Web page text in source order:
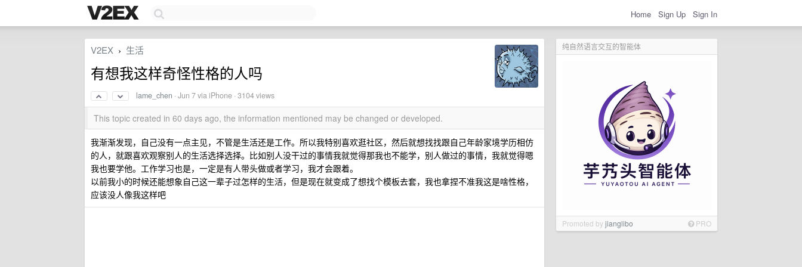
Home Sign Up Sign In
纯自然语言交互的智能体
Promoted byjianglibo PRO
V2EX › 生活
有想我这样奇怪性格的人吗
lame_chen ·Jun 7via iPhone · 3104 views
This topic created in 60 days ago, the information mentioned may be changed or developed.
我渐渐发现，自己没有一点主见，不管是生活还是工作。所以我特别喜欢逛社区，然后就想找找跟自己年龄家境学历相仿
的人，就跟喜欢观察别人的生活选择选择。比如别人没干过的事情我就觉得那我也不能学，别人做过的事情，我就觉得嗯
我也要学他。工作学习也是，一定是有人带头做或者学习，我才会跟着。
以前我小的时候还能想象自己这一辈子过怎样的生活，但是现在就变成了想找个模板去套，我也拿捏不准我这是啥性格，
应该没人像我这样吧